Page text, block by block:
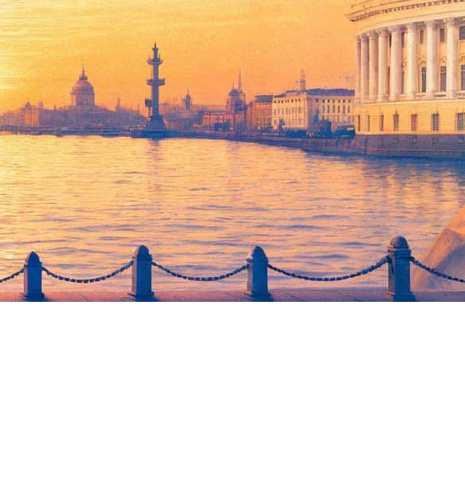
Еремеева – народная артистка России, вдова Игоря Владимировича
начинался на периферии. Работая в театрах Севастополя, Могилева,
Известность пришла к ней, когда она работала в Тамбовском театре им.
(«Ромео и Джульетта» У.Шекспира), Луизу («Коварство и любовь»
актриса заслужила любовь зрителей и признание критики.